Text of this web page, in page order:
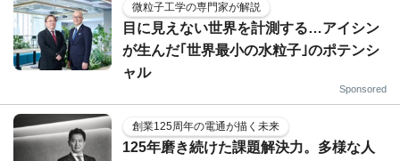
微粒子工学の専門家が解説
目に見えない世界を計測する…アイシン
が生んだ｢世界最小の水粒子｣のポテンシ
ャル
Sponsored
創業125周年の電通が描く未来
125年磨き続けた課題解決力。多様な人